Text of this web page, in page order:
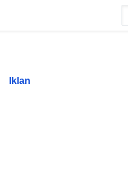
Iklan